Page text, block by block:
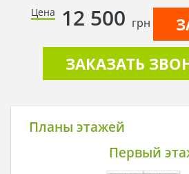
Цена 12 500 грн
ЗАКАЗАТЬ
Планы этажей
Первый